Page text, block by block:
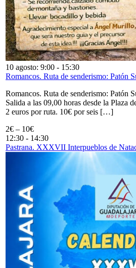
10 agosto: 9:00 - 15:30
Romancos. Ruta de senderismo: Patón
Romancos. Ruta de senderismo: Patón
Salida a las 09,00 horas desde la Plaza
2 euros por ruta. 10€ por seis […]
2€ – 10€
12:30 - 14:30
Pastrana. XXXVII Interpueblos de